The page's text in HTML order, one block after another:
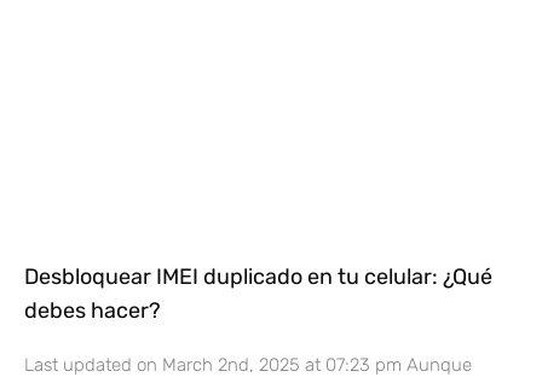
Desbloquear IMEI duplicado en tu celular: ¿Qué
debes hacer?
Last updated on March 2nd, 2025 at 07:23 pm Aunque